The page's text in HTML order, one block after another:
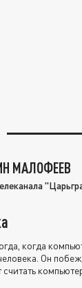
МАЛОФЕЕВ
когда
Он
считать